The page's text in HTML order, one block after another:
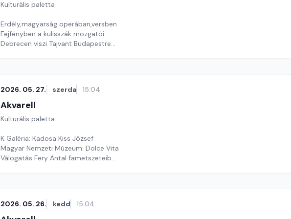
Kulturális paletta
Erdély,magyarság operában,versben
Fejfényben a kulisszák mozgatói
Debrecen viszi Tajvant Budapestre
2026. 05. 27. szerda 15:04
Akvarell
Kulturális paletta
K Galéria: Kadosa Kiss József
Magyar Nemzeti Múzeum: Dolce Vita
Válogatás Fery Antal fametszeteiből
2026. 05. 26. kedd 15:04